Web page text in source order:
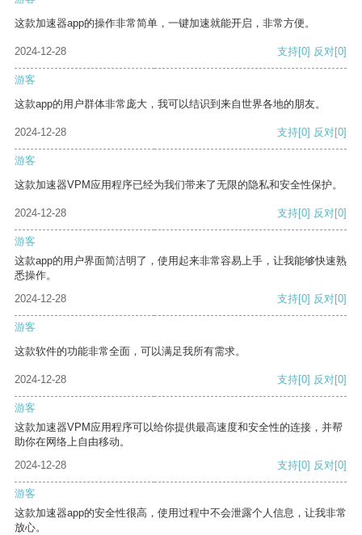
这款加速器app的操作非常简单，一键加速就能开启，非常方便。
2024-12-28 支持[0] 反对[0]
游客
这款app的用户群体非常庞大，我可以结识到来自世界各地的朋友。
2024-12-28 支持[0] 反对[0]
游客
这款加速器VPM应用程序已经为我们带来了无限的隐私和安全性保护。
2024-12-28 支持[0] 反对[0]
游客
这款app的用户界面简洁明了，使用起来非常容易上手，让我能够快速熟
悉操作。
2024-12-28
支持[0] 反对[0]
游客
这款软件的功能非常全面，可以满足我所有需求。
2024-12-28 支持[0] 反对[0]
游客
这款加速器VPM应用程序可以给你提供最高速度和安全性的连接，并帮
助你在网络上自由移动。
2024-12-28
支持[0] 反对[0]
游客
这款加速器app的安全性很高，使用过程中不会泄露个人信息，让我非常
放心。